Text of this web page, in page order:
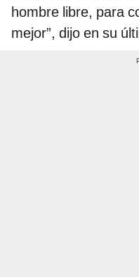
hombre libre, para
mejor”, dijo en su